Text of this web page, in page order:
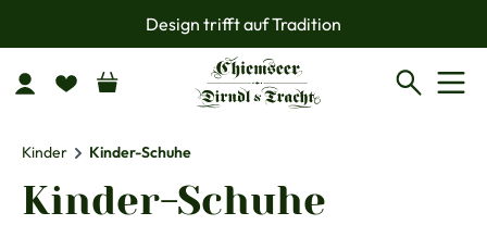
Zum Hauptinhalt springenDesign trifft auf Tradition
Kinder Kinder-Schuhe
Kinder-Schuhe